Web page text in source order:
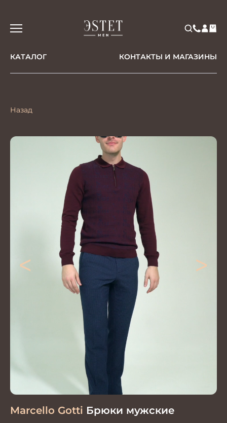
КАТАЛОГ КОНТАКТЫ И МАГАЗИНЫ
Назад
< >
Marcello Gotti Брюки мужские